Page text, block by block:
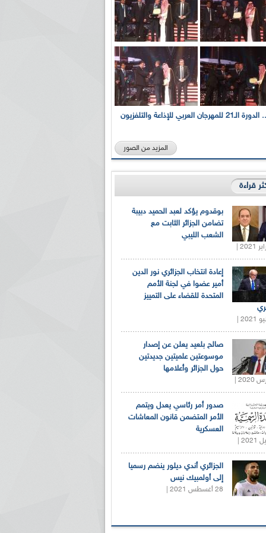
بالصور... الدورة الـ21 للمهرجان العربي للإذاعة والتلفزيون
المزيد من الصور
قراءة
بوقدوم يؤكد لعبد الحميد دبيبة
تضامن الجزائر الثابت مع
الشعب الليبي
إعادة انتخاب الجزائري نور الدين
أمير عضوا في لجنة الأمم
المتحدة للقضاء على التمييز
صالح بلعيد يعلن عن إصدار
موسوعتين علميتين جديدتين
حول الجزائر وأعلامها
صدور أمر رئاسي يعدل ويتمم
الأمر المتضمن قانون المعاشات
العسكرية
الجزائري أندي ديلور ينضم رسميا
إلى أولمبيك نيس
28 أغسطس 2021 |